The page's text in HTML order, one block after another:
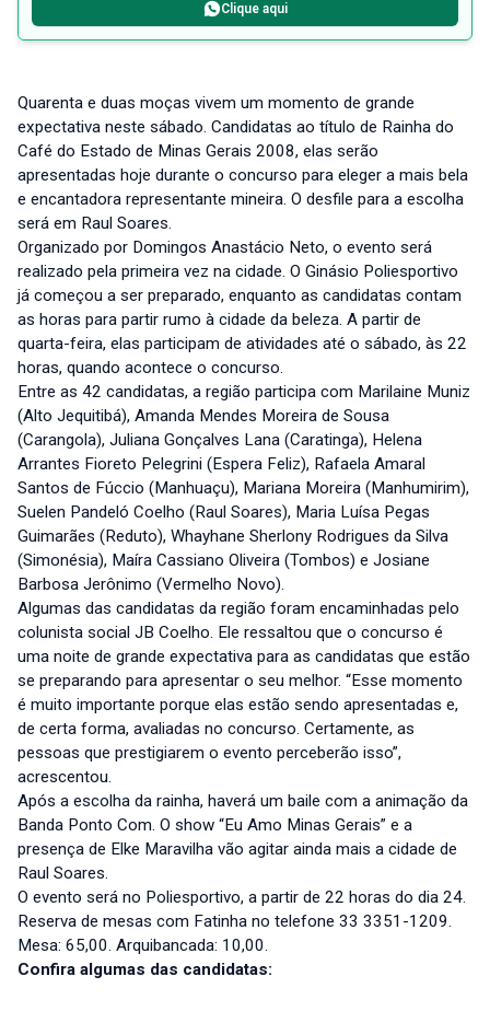
Clique aqui
Quarenta e duas moças vivem um momento de grande
expectativa neste sábado. Candidatas ao título de Rainha do
Café do Estado de Minas Gerais 2008, elas serão
apresentadas hoje durante o concurso para eleger a mais bela
e encantadora representante mineira. O desfile para a escolha
será em Raul Soares.
Organizado por Domingos Anastácio Neto, o evento será
realizado pela primeira vez na cidade. O Ginásio Poliesportivo
já começou a ser preparado, enquanto as candidatas contam
as horas para partir rumo à cidade da beleza. A partir de
quarta-feira, elas participam de atividades até o sábado, às 22
horas, quando acontece o concurso.
Entre as 42 candidatas, a região participa com Marilaine Muniz
(Alto Jequitibá), Amanda Mendes Moreira de Sousa
(Carangola), Juliana Gonçalves Lana (Caratinga), Helena
Arrantes Fioreto Pelegrini (Espera Feliz), Rafaela Amaral
Santos de Fúccio (Manhuaçu), Mariana Moreira (Manhumirim),
Suelen Pandeló Coelho (Raul Soares), Maria Luísa Pegas
Guimarães (Reduto), Whayhane Sherlony Rodrigues da Silva
(Simonésia), Maíra Cassiano Oliveira (Tombos) e Josiane
Barbosa Jerônimo (Vermelho Novo).
Algumas das candidatas da região foram encaminhadas pelo
colunista social JB Coelho. Ele ressaltou que o concurso é
uma noite de grande expectativa para as candidatas que estão
se preparando para apresentar o seu melhor. “Esse momento
é muito importante porque elas estão sendo apresentadas e,
de certa forma, avaliadas no concurso. Certamente, as
pessoas que prestigiarem o evento perceberão isso”,
acrescentou.
Após a escolha da rainha, haverá um baile com a animação da
Banda Ponto Com. O show “Eu Amo Minas Gerais” e a
presença de Elke Maravilha vão agitar ainda mais a cidade de
Raul Soares.
O evento será no Poliesportivo, a partir de 22 horas do dia 24.
Reserva de mesas com Fatinha no telefone 33 3351-1209.
Mesa: 65,00. Arquibancada: 10,00.
Confira algumas das candidatas: